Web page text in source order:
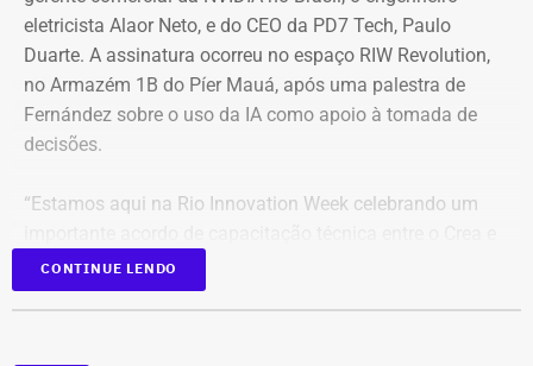
eletricista Alaor Neto, e do CEO da PD7 Tech, Paulo
Duarte. A assinatura ocorreu no espaço RIW Revolution,
no Armazém 1B do Píer Mauá, após uma palestra de
Fernández sobre o uso da IA como apoio à tomada de
decisões.
“Estamos aqui na Rio Innovation Week celebrando um
a NVIDIA, que é hoje a empresa de maior valor do mundo
e referência no desenvolvimento de tecnologia de
CONTINUE LENDO